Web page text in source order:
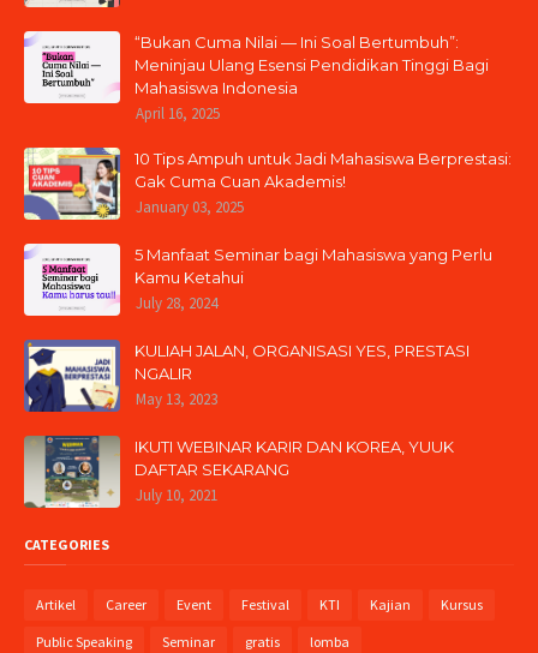
“Bukan Cuma Nilai — Ini Soal Bertumbuh”:
Meninjau Ulang Esensi Pendidikan Tinggi Bagi
Mahasiswa Indonesia
April 16, 2025
10 Tips Ampuh untuk Jadi Mahasiswa Berprestasi:
Gak Cuma Cuan Akademis!
January 03, 2025
5 Manfaat Seminar bagi Mahasiswa yang Perlu
Kamu Ketahui
July 28, 2024
KULIAH JALAN, ORGANISASI YES, PRESTASI
NGALIR
May 13, 2023
IKUTI WEBINAR KARIR DAN KOREA, YUUK
DAFTAR SEKARANG
July 10, 2021
CATEGORIES
Artikel Career Event Festival KTI Kajian Kursus
Public Speaking Seminar gratis lomba